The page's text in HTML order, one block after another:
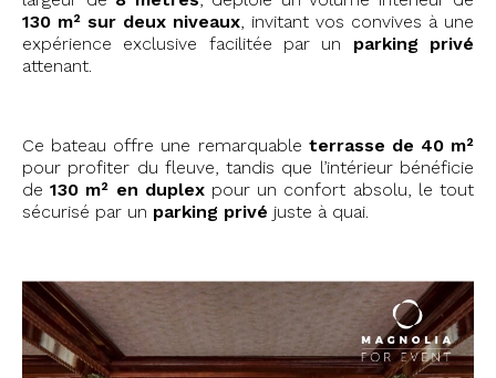
130 m² sur deux niveaux , invitant vos convives à une
expérience exclusive facilitée par un parking privé
attenant.
Ce bateau offre une remarquable terrasse de 40 m²
pour profiter du fleuve, tandis que l’intérieur bénéficie
de130 m² en duplexpour un confort absolu, le tout
sécurisé par un parking privé juste à quai.